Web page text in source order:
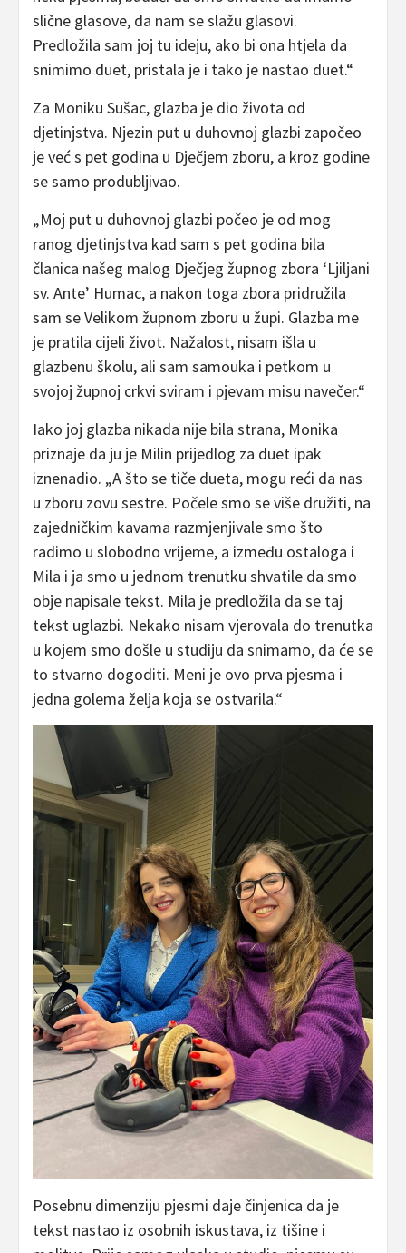
slične glasove, da nam se slažu glasovi.
Predložila sam joj tu ideju, ako bi ona htjela da
snimimo duet, pristala je i tako je nastao duet.“
Za Moniku Sušac, glazba je dio života od
djetinjstva. Njezin put u duhovnoj glazbi započeo
je već s pet godina u Dječjem zboru, a kroz godine
se samo produbljivao.
„Moj put u duhovnoj glazbi počeo je od mog
ranog djetinjstva kad sam s pet godina bila
članica našeg malog Dječjeg župnog zbora ‘Ljiljani
sv. Ante’ Humac, a nakon toga zbora pridružila
sam se Velikom župnom zboru u župi. Glazba me
je pratila cijeli život. Nažalost, nisam išla u
glazbenu školu, ali sam samouka i petkom u
svojoj župnoj crkvi sviram i pjevam misu navečer.“
Iako joj glazba nikada nije bila strana, Monika
priznaje da ju je Milin prijedlog za duet ipak
iznenadio. „A što se tiče dueta, mogu reći da nas
u zboru zovu sestre. Počele smo se više družiti, na
zajedničkim kavama razmjenjivale smo što
radimo u slobodno vrijeme, a između ostaloga i
Mila i ja smo u jednom trenutku shvatile da smo
obje napisale tekst. Mila je predložila da se taj
tekst uglazbi. Nekako nisam vjerovala do trenutka
u kojem smo došle u studiju da snimamo, da će se
to stvarno dogoditi. Meni je ovo prva pjesma i
jedna golema želja koja se ostvarila.“
Posebnu dimenziju pjesmi daje činjenica da je
tekst nastao iz osobnih iskustava, iz tišine i